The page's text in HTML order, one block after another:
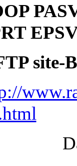
site-